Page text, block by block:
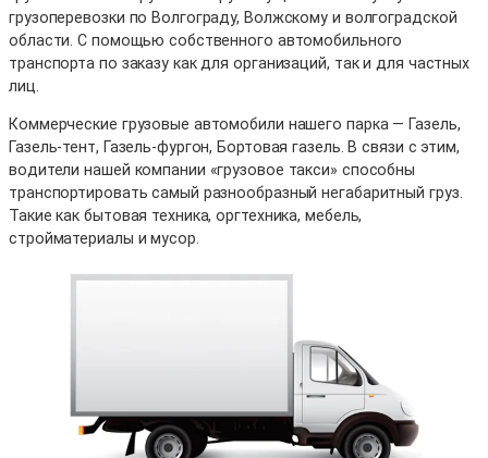
грузоперевозки по Волгограду, Волжскому и волгоградской
области. С помощью собственного автомобильного
транспорта по заказу как для организаций, так и для частных
лиц.
Коммерческие грузовые автомобили нашего парка — Газель,
Газель-тент, Газель-фургон, Бортовая газель. В связи с этим,
водители нашей компании «грузовое такси» способны
транспортировать самый разнообразный негабаритный груз.
Такие как бытовая техника, оргтехника, мебель,
стройматериалы и мусор.